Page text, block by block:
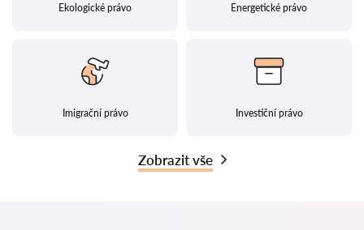
Ekologické právo Energetické právo
Imigrační právo Investiční právo
Zobrazit vše